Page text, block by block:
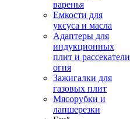
варенья
Емкости для
уксуса и масла
Адаптеры для
индукционных
плит и рассекатели
огня
Зажигалки для
газовых плит
Мясорубки и
лапшерезки